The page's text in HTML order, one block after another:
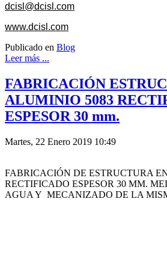
dcisl@dcisl.com
www.dcisl.com
Publicado en Blog
Leer más ...
FABRICACIÓN
ALUMINIO 5083
ESPESOR 30 mm.
Martes, 22 Enero 2019 10:49
FABRICACIÓN DE ESTRUCTURA
RECTIFICADO ESPESOR 30 MM.
AGUA Y MECANIZADO DE LA